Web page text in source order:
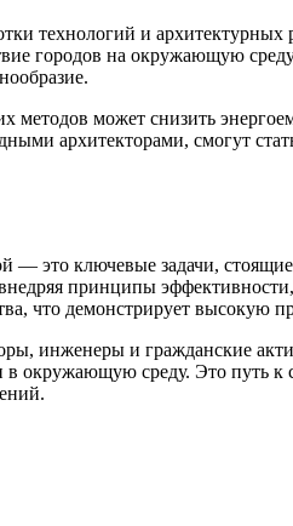
технологий и
городов на окружающую
методов может снизить
архитекторами, смогут
— это ключевые задачи,
принципы
что демонстрирует высокую
инженеры и гражданские
окружающую среду. Это путь